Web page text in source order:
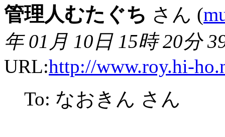
管理人むたぐち さん (
年 01月 10日 15時 20分
URL:http://www.roy.hi-
To: なおきん さん